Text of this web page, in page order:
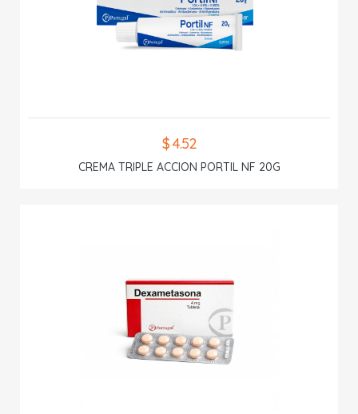
$ 4.52
CREMA TRIPLE ACCION PORTIL NF 20G